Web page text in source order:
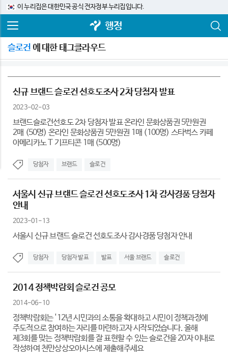
이 누리집은 대한민국 공식 전자정부 누리집입니다.
행정
슬로건 에 대한 태그클라우드
신규 브랜드 슬로건 선호도조사 2차 당첨자 발표
2023-02-03
브랜드슬로건선호도 2차 당첨자 발표 온라인 문화상품권 5만원권
2매 (50명) 온라인 문화상품권 5만원권 1매 (100명) 스타벅스 카페
아메리카노 T 기프티콘 1매 (500명)
당첨자 브랜드 슬로건
서울시 신규 브랜드 슬로건 선호도조사 1차 감사경품 당첨자
안내
2023-01-13
서울시 신규 브랜드 슬로건 선호도조사 감사경품 당첨자 안내
당첨자 당첨자 발표 발표 서울 브랜드 슬로건
2014 정책박람회 슬로건 공모
2014-06-10
정책박람회는 '12년 시민과의 소통을 확대하고 시민이 정책과정에
주도적으로 참여하는 자리를 마련하고자 시작되었습니다. 올해
제3회를 맞는 정책박람회를 잘 표현할 수 있는 슬로건을 20자 이내로
작성하여 천만상상오아시스에 제출해주세요